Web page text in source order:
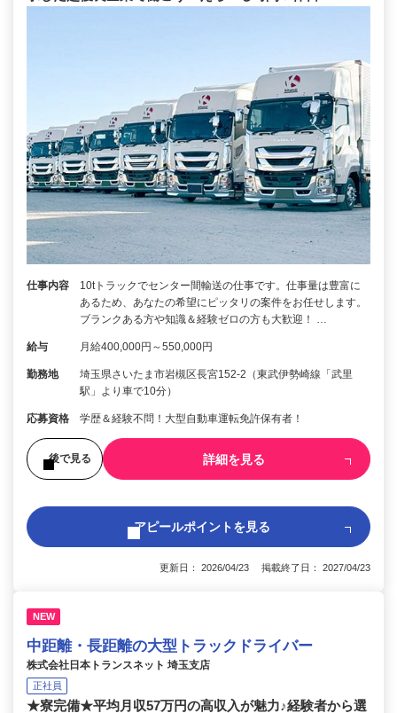
仕事内容
10tトラックでセンター間輸送の仕事です。仕事量は豊富に
あるため、あなたの希望にピッタリの案件をお任せします。
ブランクある方や知識＆経験ゼロの方も大歓迎！ …
給与 月給400,000円～550,000円
勤務地
埼玉県さいたま市岩槻区長宮152-2（東武伊勢崎線「武里
駅」より車で10分）
応募資格 学歴＆経験不問！大型自動車運転免許保有者！
後で見る 詳細を見る
アピールポイントを見る
更新日： 2026/04/23 掲載終了日： 2027/04/23
NEW
中距離・長距離の大型トラックドライバー
株式会社日本トランスネット 埼玉支店
正社員
★寮完備★平均月収57万円の高収入が魅力♪経験者から選